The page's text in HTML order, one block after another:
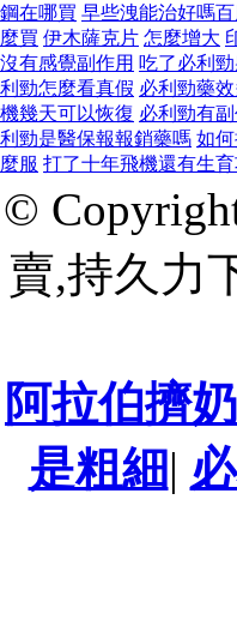
鋼在哪買 早些洩能治好嗎
麼買 伊木薩克片 怎麼增大
沒有感覺副作用 吃了必利
利勁怎麼看真假 必利勁藥
機幾天可以恢復 必利勁有
利勁是醫保報報銷藥嗎 如
麼服 打了十年飛機還有生
©
賣,持久力
阿拉伯擠
是粗細|